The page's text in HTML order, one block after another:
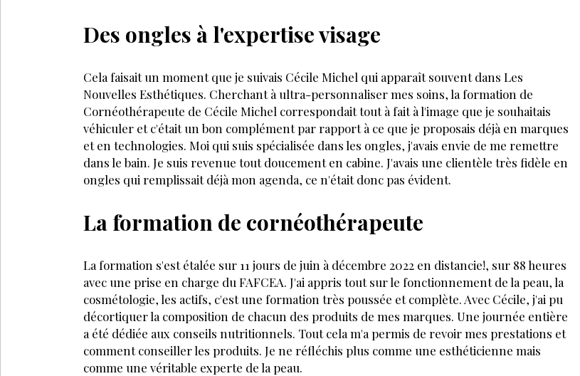
Des ongles à l'expertise visage
Cela faisait un moment que je suivais Cécile Michel qui apparaît souvent dans Les
Nouvelles Esthétiques. Cherchant à ultra-personnaliser mes soins, la for­mation de
Cornéothérapeute de Cécile Michel correspondait tout à fait à l'image que je souhaitais
véhiculer et c'était un bon complément par rapport à ce que je proposais déjà en marques
et en techno­logies. Moi qui suis spécialisée dans les ongles, j'avais envie de me remettre
dans le bain. Je suis revenue tout doucement en cabine. J'avais une clientèle très fidèle en
ongles qui remplissait déjà mon agenda, ce n'était donc pas évident.
La formation de cornéothérapeute
La formation s'est étalée sur 11 jours de juin à décembre 2022 en distancie!, sur 88 heures
avec une prise en charge du FAFCEA. J'ai appris tout sur le fonctionnement de la peau, la
cosmétologie, les actifs, c'est une formation très poussée et complète. Avec Cécile, j'ai pu
décortiquer la composition de chacun des produits de mes marques. Une journée entière
a été dédiée aux conseils nutritionnels. Tout cela m'a permis de revoir mes prestations et
comment conseiller les produits. Je ne réfléchis plus comme une esthéticienne mais
comme une véritable experte de la peau.